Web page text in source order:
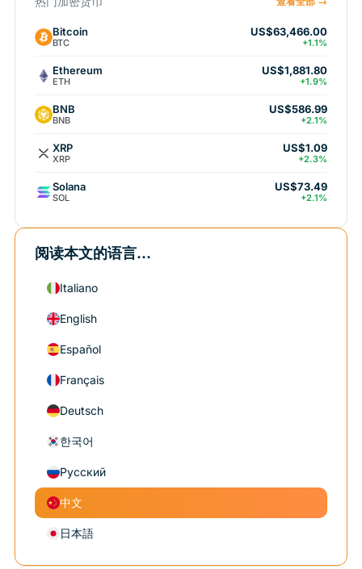
Bitcoin
BTC
US$63,466.00
+1.1%
Ethereum
ETH
US$1,881.80
+1.9%
BNB
BNB
US$586.99
+2.1%
XRP
XRP
US$1.09
+2.3%
Solana
SOL
US$73.49
+2.1%
阅读本文的语言...
Italiano
English
Español
Français
Deutsch
한국어
Русский
中文
日本語